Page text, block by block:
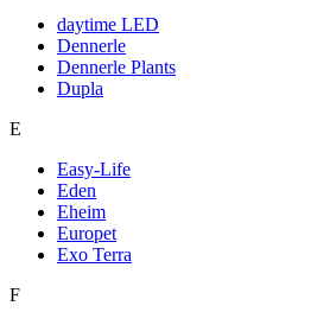
daytime LED
Dennerle
Dennerle Plants
Dupla
E
Easy-Life
Eden
Eheim
Europet
Exo Terra
F